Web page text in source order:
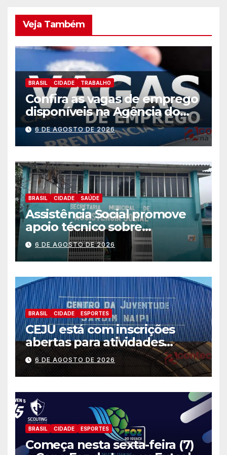
Veja Também
BRASIL CIDADE TRABALHO
Confira as vagas de emprego
disponíveis na Agência do
Trabalhador
6 DE AGOSTO DE 2026
BRASIL CIDADE SAÚDE
Assistência Social promove
apoio técnico sobre
preparação e resposta a
situações de emergência e
calamidade pública
6 DE AGOSTO DE 2026
BRASIL CIDADE ESPORTES
CEJU está com inscrições
abertas para atividades
gratuitas
6 DE AGOSTO DE 2026
BRASIL CIDADE ESPORTES
Começa nesta sexta-feira (7)